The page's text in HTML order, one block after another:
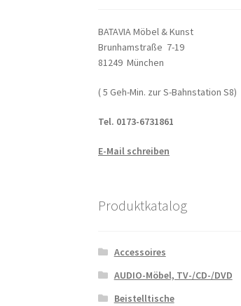
BATAVIA Möbel & Kunst
Brunhamstraße 7-19
81249 München
( 5 Geh-Min. zur S-Bahnstation S8)
Tel. 0173-6731861
E-Mail schreiben
Produktkatalog
Accessoires
AUDIO-Möbel, TV-/CD-/DVD
Beistelltische